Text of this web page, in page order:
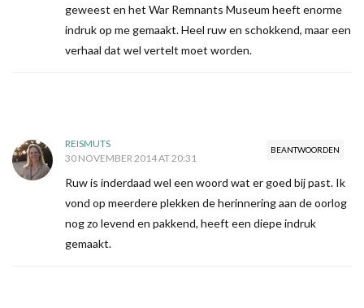
geweest en het War Remnants Museum heeft enorme
indruk op me gemaakt. Heel ruw en schokkend, maar een
verhaal dat wel vertelt moet worden.
BEANTWOORDEN
REISMUTS
30 NOVEMBER 2014 AT 20:31
Ruw is inderdaad wel een woord wat er goed bij past. Ik
vond op meerdere plekken de herinnering aan de oorlog
nog zo levend en pakkend, heeft een diepe indruk
gemaakt.